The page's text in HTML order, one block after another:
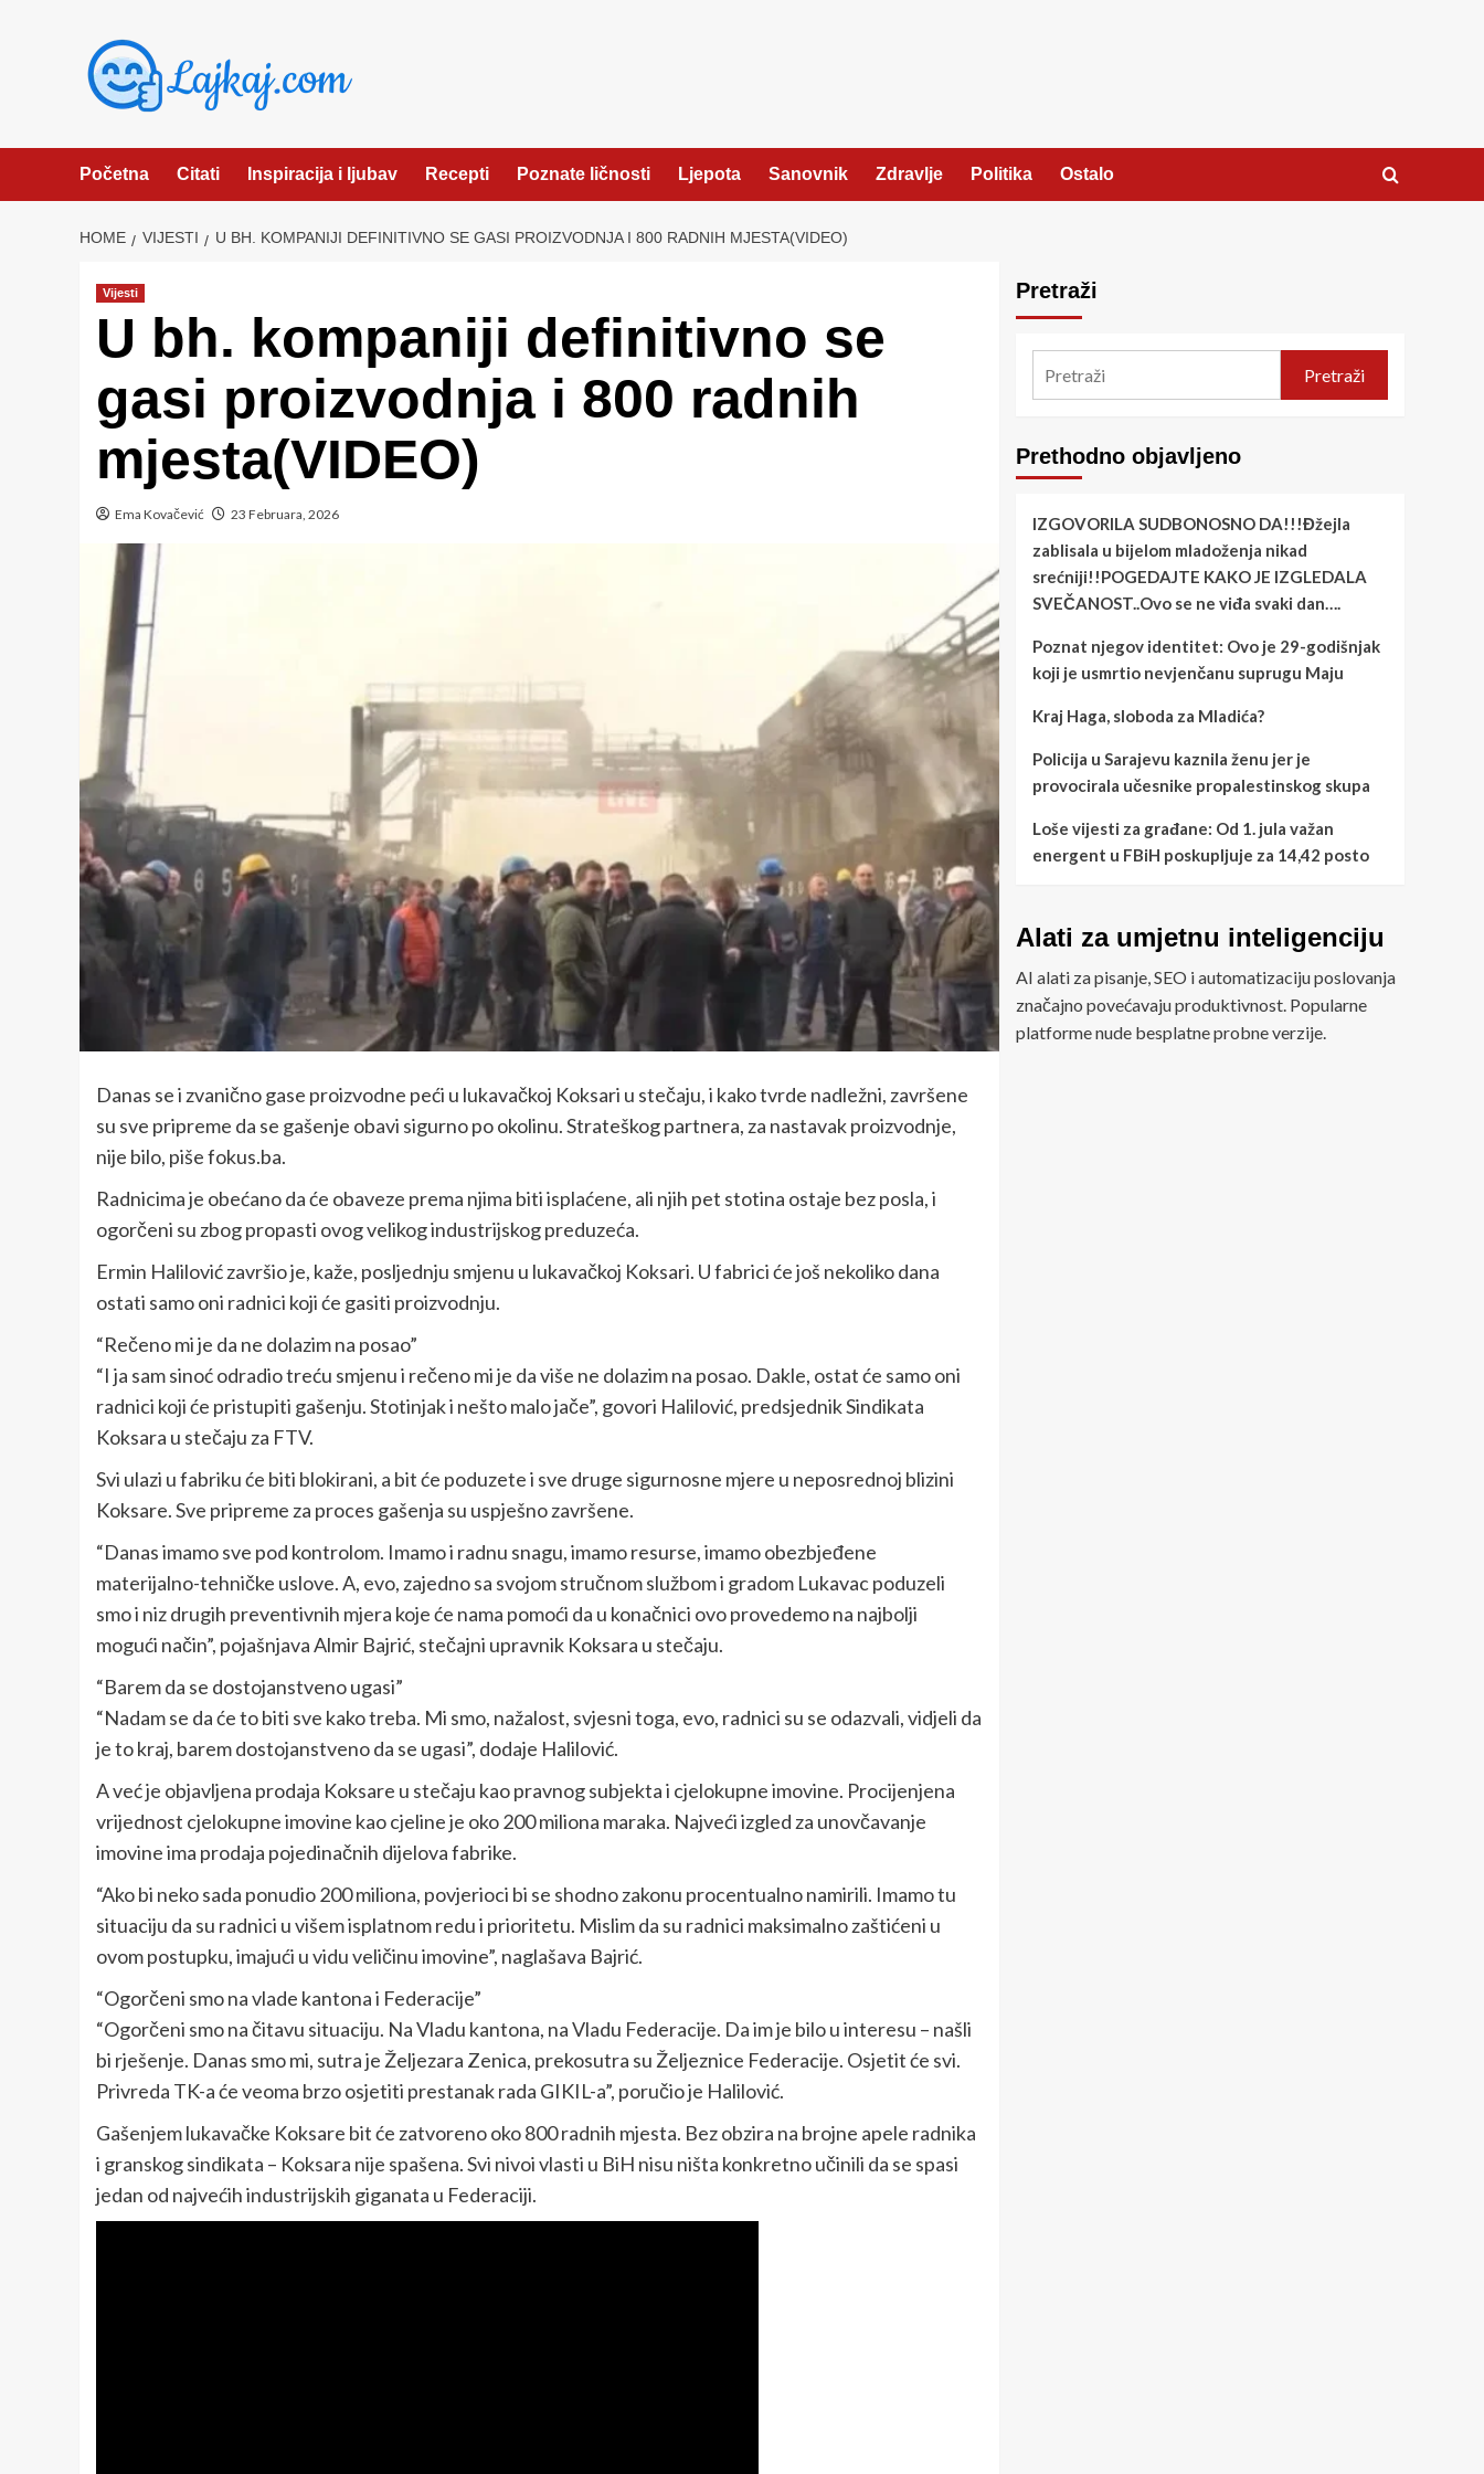
Početna Citati Inspiracija i ljubav Recepti Poznate ličnosti Ljepota Sanovnik Zdravlje Politika Ostalo
HOME VIJESTI U BH. KOMPANIJI DEFINITIVNO SE GASI PROIZVODNJA I 800 RADNIH MJESTA(VIDEO)
Vijesti
U bh. kompaniji definitivno se
gasi proizvodnja i 800 radnih
mjesta(VIDEO)
Ema Kovačević 23 Februara, 2026
Danas se i zvanično gase proizvodne peći u lukavačkoj Koksari u stečaju, i kako tvrde nadležni, završene
su sve pripreme da se gašenje obavi sigurno po okolinu. Strateškog partnera, za nastavak proizvodnje,
nije bilo, piše fokus.ba.
Radnicima je obećano da će obaveze prema njima biti isplaćene, ali njih pet stotina ostaje bez posla, i
ogorčeni su zbog propasti ovog velikog industrijskog preduzeća.
Ermin Halilović završio je, kaže, posljednju smjenu u lukavačkoj Koksari. U fabrici će još nekoliko dana
ostati samo oni radnici koji će gasiti proizvodnju.
“Rečeno mi je da ne dolazim na posao”
“I ja sam sinoć odradio treću smjenu i rečeno mi je da više ne dolazim na posao. Dakle, ostat će samo oni
radnici koji će pristupiti gašenju. Stotinjak i nešto malo jače”, govori Halilović, predsjednik Sindikata
Koksara u stečaju za FTV.
Svi ulazi u fabriku će biti blokirani, a bit će poduzete i sve druge sigurnosne mjere u neposrednoj blizini
Koksare. Sve pripreme za proces gašenja su uspješno završene.
“Danas imamo sve pod kontrolom. Imamo i radnu snagu, imamo resurse, imamo obezbjeđene
materijalno-tehničke uslove. A, evo, zajedno sa svojom stručnom službom i gradom Lukavac poduzeli
smo i niz drugih preventivnih mjera koje će nama pomoći da u konačnici ovo provedemo na najbolji
mogući način”, pojašnjava Almir Bajrić, stečajni upravnik Koksara u stečaju.
“Barem da se dostojanstveno ugasi”
“Nadam se da će to biti sve kako treba. Mi smo, nažalost, svjesni toga, evo, radnici su se odazvali, vidjeli da
je to kraj, barem dostojanstveno da se ugasi”, dodaje Halilović.
A već je objavljena prodaja Koksare u stečaju kao pravnog subjekta i cjelokupne imovine. Procijenjena
vrijednost cjelokupne imovine kao cjeline je oko 200 miliona maraka. Najveći izgled za unovčavanje
imovine ima prodaja pojedinačnih dijelova fabrike.
“Ako bi neko sada ponudio 200 miliona, povjerioci bi se shodno zakonu procentualno namirili. Imamo tu
situaciju da su radnici u višem isplatnom redu i prioritetu. Mislim da su radnici maksimalno zaštićeni u
ovom postupku, imajući u vidu veličinu imovine”, naglašava Bajrić.
“Ogorčeni smo na vlade kantona i Federacije”
“Ogorčeni smo na čitavu situaciju. Na Vladu kantona, na Vladu Federacije. Da im je bilo u interesu – našli
bi rješenje. Danas smo mi, sutra je Željezara Zenica, prekosutra su Željeznice Federacije. Osjetit će svi.
Privreda TK-a će veoma brzo osjetiti prestanak rada GIKIL-a”, poručio je Halilović.
Gašenjem lukavačke Koksare bit će zatvoreno oko 800 radnih mjesta. Bez obzira na brojne apele radnika
i granskog sindikata – Koksara nije spašena. Svi nivoi vlasti u BiH nisu ništa konkretno učinili da se spasi
jedan od najvećih industrijskih giganata u Federaciji.
Pretraži
Pretraži
Prethodno objavljeno
IZGOVORILA SUDBONOSNO DA!!!Đžejla
zablisala u bijelom mladoženja nikad
srećniji!!POGEDAJTE KAKO JE IZGLEDALA
SVEČANOST..Ovo se ne viđa svaki dan….
Poznat njegov identitet: Ovo je 29-godišnjak
koji je usmrtio nevjenčanu suprugu Maju
Kraj Haga, sloboda za Mladića?
Policija u Sarajevu kaznila ženu jer je
provocirala učesnike propalestinskog skupa
Loše vijesti za građane: Od 1. jula važan
energent u FBiH poskupljuje za 14,42 posto
Alati za umjetnu inteligenciju
AI alati za pisanje, SEO i automatizaciju poslovanja
značajno povećavaju produktivnost. Popularne
platforme nude besplatne probne verzije.